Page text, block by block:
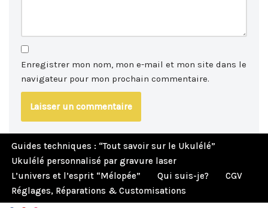
Enregistrer mon nom, mon e-mail et mon site dans le
navigateur pour mon prochain commentaire.
Guides techniques : “Tout savoir sur le Ukulélé”
Ukulélé personnalisé par gravure laser
L’univers et l’esprit “Mélopée”
Qui suis-je?
CGV
Réglages, Réparations & Customisations